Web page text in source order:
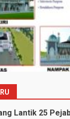
Lantik 25